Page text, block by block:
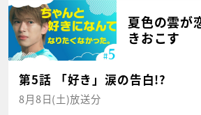
夏色の雲が
きおこす
第5話 「好き」涙の告白!?
8月8日(土)放送分